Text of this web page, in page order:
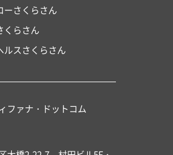
ーさくらさん
くらさん
ルスさくらさん
ファナ・ドットコム